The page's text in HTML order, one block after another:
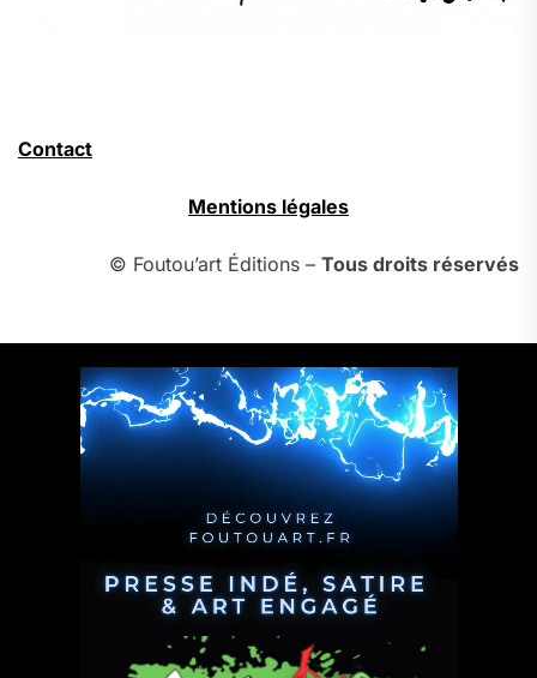
Contact
Mentions légales
© Foutou’art Éditions – Tous droits réservés